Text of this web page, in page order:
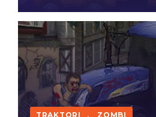
TRAKTORI , ZOMBI